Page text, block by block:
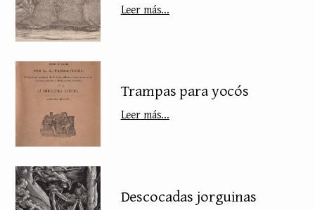
Leer más...
Trampas para yocós
Leer más...
Descocadas jorguinas